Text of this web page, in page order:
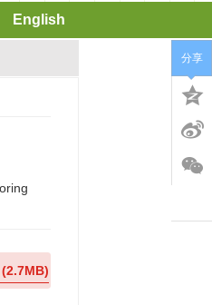
English
(2.7MB)
分享